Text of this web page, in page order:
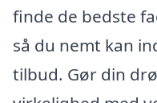
finde de bedste
så du nemt kan
tilbud. Gør din